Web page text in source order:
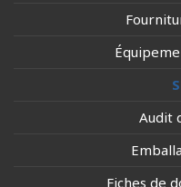
Audit
Fiches de